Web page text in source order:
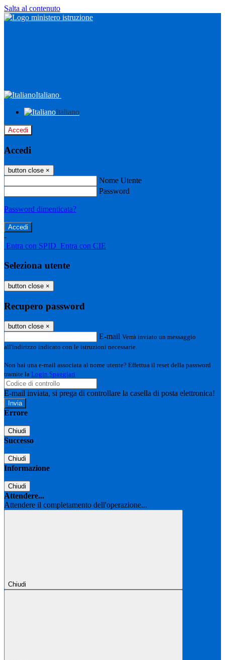
Salta al contenuto
Italiano
Italiano
Accedi
Accedi
button close ×
Nome Utente
Password
Password dimenticata?
-
Entra con SPID Entra con CIE
Seleziona utente
button close ×
Recupero password
button close ×
E-mail Verrà inviato un messaggio
all'indirizzo indicato con le istruzioni necessarie.
Non hai una e-mail associata al nome utente? Effettua il reset della password
tramite la Login Spaggiari
E-mail inviata, si prega di controllare la casella di posta elettronica!
Errore
Chiudi
Successo
Chiudi
Informazione
Chiudi
Attendere...
Attendere il completamento dell'operazione...
Chiudi